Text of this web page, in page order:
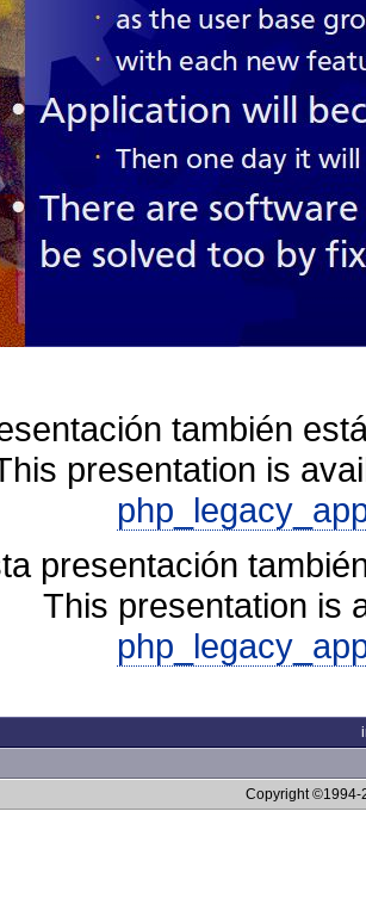
también
presentation is
presentación
This presentation is
Copyright ©1994-